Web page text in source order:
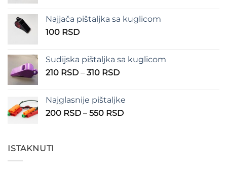
100 RSD
Najjača pištaljka sa kuglicom
100 RSD
Sudijska pištaljka sa kuglicom
210 RSD – 310 RSDRaspon
210 RSD
do
Najglasnije pištaljke
200 RSD – 550 RSDRaspon
ISTAKNUTI